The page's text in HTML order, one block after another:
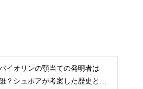
イオリンの顎当ての発明者は
？シュポアが考案した歴史と超